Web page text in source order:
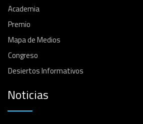
Academia
Premio
Mapa de Medios
Congreso
Desiertos Informativos
Noticias